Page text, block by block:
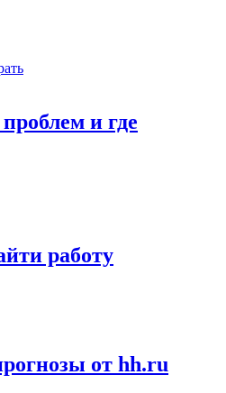
и где
работу
от hh.ru